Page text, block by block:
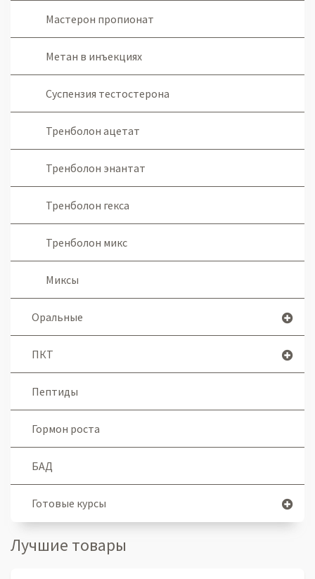
Мастерон пропионат
Метан в инъекциях
Суспензия тестостерона
Тренболон ацетат
Тренболон энантат
Тренболон гекса
Тренболон микс
Миксы
Оральные
ПКТ
Пептиды
Гормон роста
БАД
Готовые курсы
Лучшие товары